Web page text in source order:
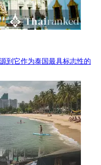
到它作为泰国最具标志性的